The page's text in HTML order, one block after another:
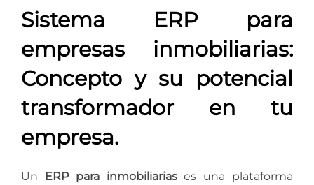
Sistema ERP para
empresas inmobiliarias:
Concepto y su potencial
transformador en tu
empresa.
Un ERP para inmobiliariases una plataforma